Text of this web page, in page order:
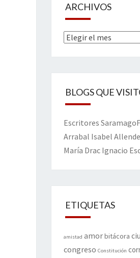
ARCHIVOS
Archivos
BLOGS QUE
Escritores Saramago
Arrabal Isabel Allende
María Drac Ignacio
ETIQUETAS
amistad amorbitácora
congreso Constitución